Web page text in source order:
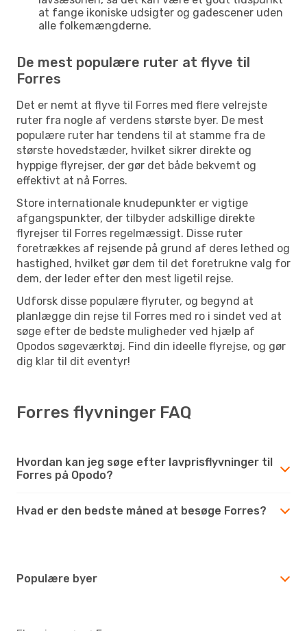
at fange ikoniske udsigter og gadescener uden
alle folkemængderne.
De mest populære ruter at flyve til
Forres
Det er nemt at flyve til Forres med flere velrejste
ruter fra nogle af verdens største byer. De mest
populære ruter har tendens til at stamme fra de
største hovedstæder, hvilket sikrer direkte og
hyppige flyrejser, der gør det både bekvemt og
effektivt at nå Forres.
Store internationale knudepunkter er vigtige
afgangspunkter, der tilbyder adskillige direkte
flyrejser til Forres regelmæssigt. Disse ruter
foretrækkes af rejsende på grund af deres lethed og
hastighed, hvilket gør dem til det foretrukne valg for
dem, der leder efter den mest ligetil rejse.
Udforsk disse populære flyruter, og begynd at
planlægge din rejse til Forres med ro i sindet ved at
søge efter de bedste muligheder ved hjælp af
Opodos søgeværktøj. Find din ideelle flyrejse, og gør
dig klar til dit eventyr!
Forres flyvninger FAQ
Hvordan kan jeg søge efter lavprisflyvninger til
Forres på Opodo?
Hvad er den bedste måned at besøge Forres?
Populære byer